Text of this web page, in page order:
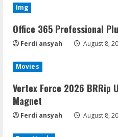
Img
Office 365 Professional
Ferdi ansyah August 8,
Movies
Vertex Force 2026 BRRip
Magnet
Ferdi ansyah August 8,